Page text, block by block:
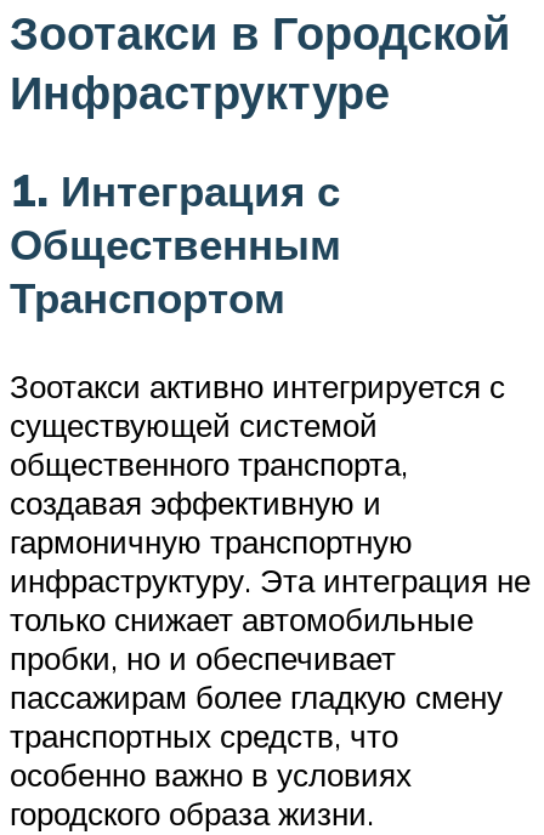
Зоотакси в Городской
Инфраструктуре
1. Интеграция с
Общественным
Транспортом
Зоотакси активно интегрируется с
существующей системой
общественного транспорта,
создавая эффективную и
гармоничную транспортную
инфраструктуру. Эта интеграция не
только снижает автомобильные
пробки, но и обеспечивает
пассажирам более гладкую смену
транспортных средств, что
особенно важно в условиях
городского образа жизни.